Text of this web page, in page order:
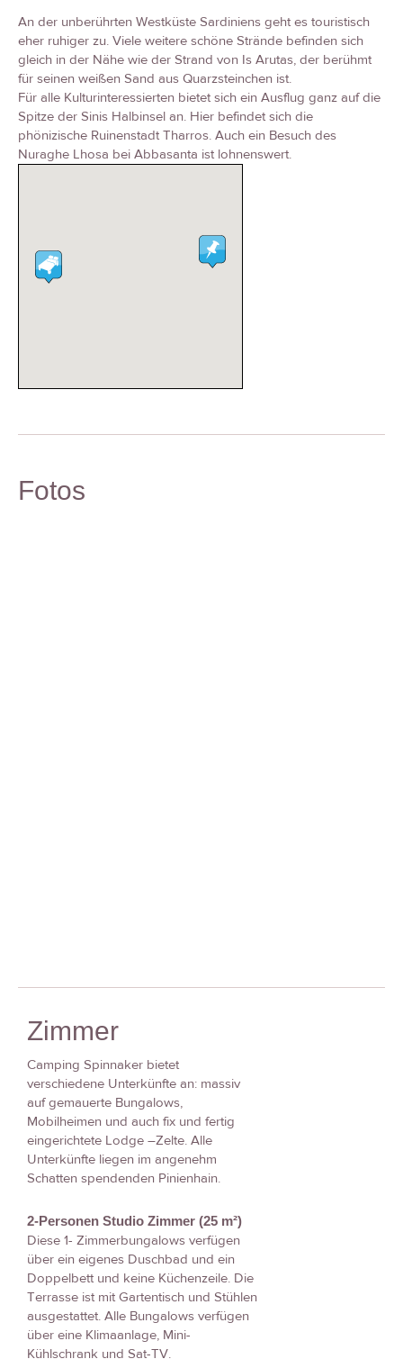
An der unberührten Westküste Sardiniens geht es touristisch
eher ruhiger zu. Viele weitere schöne Strände befinden sich
gleich in der Nähe wie der Strand von Is Arutas, der berühmt
für seinen weißen Sand aus Quarzsteinchen ist.
Für alle Kulturinteressierten bietet sich ein Ausflug ganz auf die
Spitze der Sinis Halbinsel an. Hier befindet sich die
phönizische Ruinenstadt Tharros. Auch ein Besuch des
Nuraghe Lhosa bei Abbasanta ist lohnenswert.
Fotos
Zimmer
Camping Spinnaker bietet
verschiedene Unterkünfte an: massiv
auf gemauerte Bungalows,
Mobilheimen und auch fix und fertig
eingerichtete Lodge –Zelte. Alle
Unterkünfte liegen im angenehm
Schatten spendenden Pinienhain.
2-Personen Studio Zimmer (25 m²)
Diese 1- Zimmerbungalows verfügen
über ein eigenes Duschbad und ein
Doppelbett und keine Küchenzeile. Die
Terrasse ist mit Gartentisch und Stühlen
ausgestattet. Alle Bungalows verfügen
über eine Klimaanlage, Mini-
Kühlschrank und Sat-TV.